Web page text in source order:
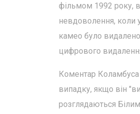
фільмом 1992 року,
невдоволення, коли
камео було
цифрового
Коментар Коламбуса
випадку, якщо він
розглядаються